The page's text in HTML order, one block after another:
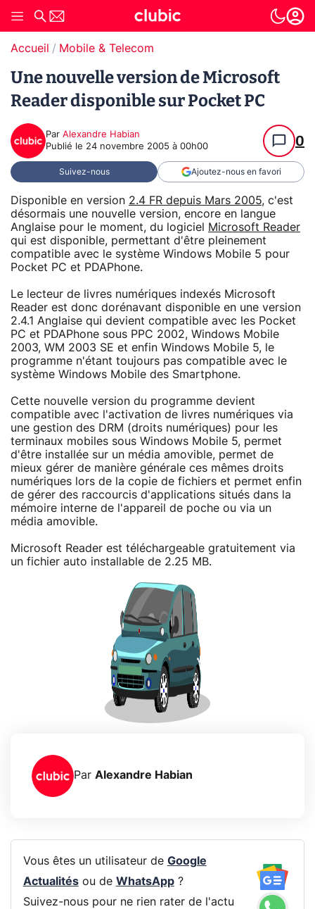
Accueil Mobile & Telecom
Une nouvelle version de Microsoft
Reader disponible sur Pocket PC
Par Alexandre Habian
Publié le 24 novembre 2005 à 00h00 0
Suivez-nous Ajoutez-nous en favori
Disponible en version 2.4 FR depuis Mars 2005, c'est
désormais une nouvelle version, encore en langue
Anglaise pour le moment, du logiciel
Microsoft Reader
qui est disponible, permettant d'être pleinement
compatible avec le système Windows Mobile 5 pour
Pocket PC et PDAPhone.
Le lecteur de livres numériques indexés Microsoft
Reader est donc dorénavant disponible en une version
2.4.1 Anglaise qui devient compatible avec les Pocket
PC et PDAPhone sous PPC 2002, Windows Mobile
2003, WM 2003 SE et enfin Windows Mobile 5, le
programme n'étant toujours pas compatible avec le
système Windows Mobile des Smartphone.
Cette nouvelle version du programme devient
compatible avec l'activation de livres numériques via
une gestion des DRM (droits numériques) pour les
terminaux mobiles sous Windows Mobile 5, permet
d'être installée sur un média amovible, permet de
mieux gérer de manière générale ces mêmes droits
numériques lors de la copie de fichiers et permet enfin
de gérer des raccourcis d'applications situés dans la
mémoire interne de l'appareil de poche ou via un
média amovible.
Microsoft Reader est téléchargeable gratuitement via
un fichier auto installable de 2.25 MB.
Par Alexandre Habian
Vous êtes un utilisateur de Google
Actualitésou de WhatsApp?
Suivez-nous pour ne rien rater de l'actu